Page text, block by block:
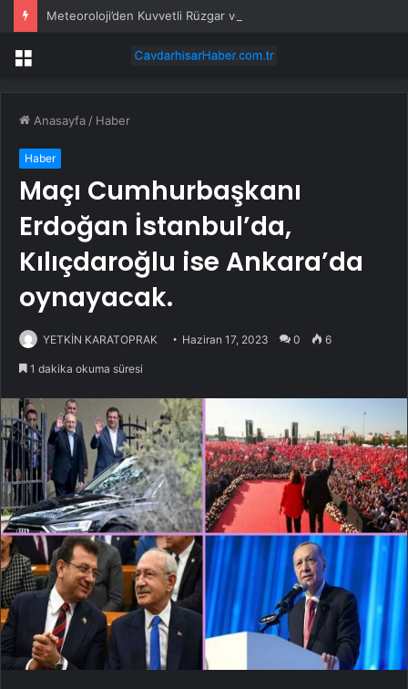
Meteoroloji’den Kuvvetli Rüzgar ve Sağanak Uyarısı
Menü
Anasayfa / Haber
Haber
Maçı Cumhurbaşkanı
Erdoğan İstanbul’da,
Kılıçdaroğlu ise Ankara’da
oynayacak.
YETKİN KARATOPRAK Haziran 17, 2023 0 6
1 dakika okuma süresi